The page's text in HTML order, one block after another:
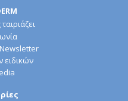
ειδικών